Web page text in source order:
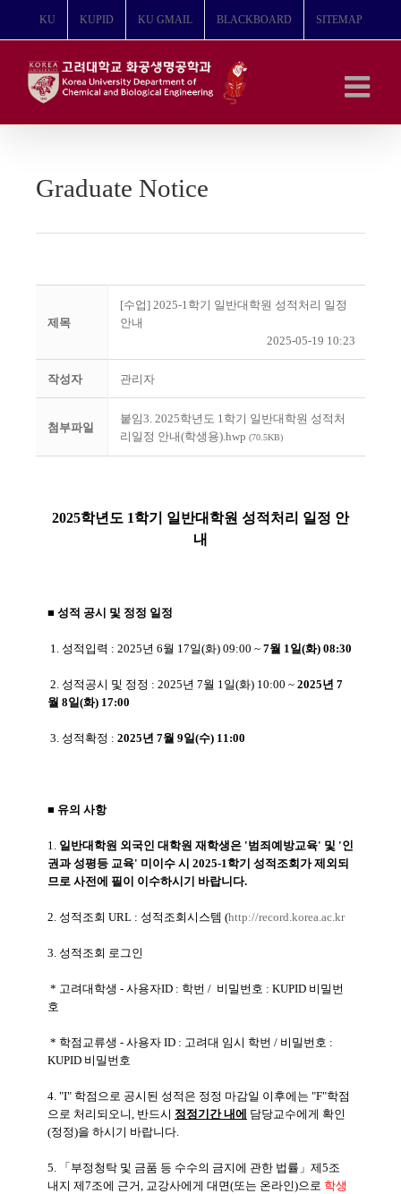
뛰
KU KUPID KU GMAIL BLACKBOARD SITEMAP
Graduate Notice
제목
[수업] 2025-1학기 일반대학원 성적처리 일정
안내
2025-05-19 10:23
작성자 관리자
첨부파일
붙임3. 2025학년도 1학기 일반대학원 성적처
리일정 안내(학생용).hwp (70.5KB)
2025학년도 1학기 일반대학원 성적처리 일정 안
내
■ 성적 공시 및 정정 일정
1. 성적입력 : 2025년 6월 17일(화) 09:00 ~ 7월 1일(화) 08:30
2. 성적공시 및 정정 : 2025년 7월 1일(화) 10:00 ~ 2025년 7
월 8일(화) 17:00
3. 성적확정 : 2025년 7월 9일(수) 11:00
■ 유의 사항
1. 일반대학원 외국인 대학원 재학생은 '범죄예방교육' 및 '인
권과 성평등 교육' 미이수 시 2025-1학기 성적조회가 제외되
므로 사전에 필이 이수하시기 바랍니다.
2. 성적조회 URL : 성적조회시스템 (http://record.korea.ac.kr
3. 성적조회 로그인
* 고려대학생 - 사용자ID : 학번 / 비밀번호 : KUPID 비밀번
호
* 학점교류생 - 사용자 ID : 고려대 임시 학번 / 비밀번호 :
KUPID 비밀번호
4. "I" 학점으로 공시된 성적은 정정 마감일 이후에는 "F"학점
으로 처리되오니, 반드시 정정기간 내에 담당교수에게 확인
(정정)을 하시기 바랍니다.
5. 「부정청탁 및 금품 등 수수의 금지에 관한 법률」제5조
내지 제7조에 근거, 교강사에게 대면(또는 온라인)으로 학생